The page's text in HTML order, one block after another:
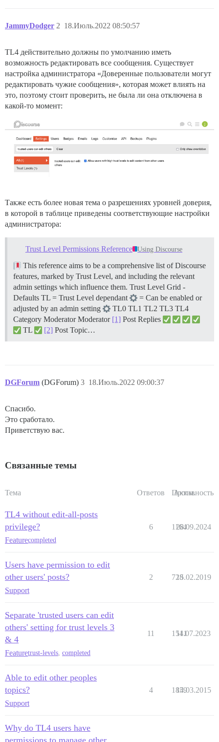
JammyDodger 18.Июль.2022 08:50:57
2
TL4 действительно должны по умолчанию иметь
возможность редактировать все сообщения. Существует
настройка администратора «Доверенные пользователи могут
редактировать чужие сообщения», которая может влиять на
это, поэтому стоит проверить, не была ли она отключена в
какой-то момент:
Также есть более новая тема о разрешениях уровней доверия,
в которой в таблице приведены соответствующие настройки
администратора:
Trust Level Permissions Reference Using Discourse
This reference aims to be a comprehensive list of Discourse
features, marked by Trust Level, and including the relevant
admin settings which influence them. Trust Level Grid -
Defaults TL = Trust Level dependant
= Can be enabled or
adjusted by an admin setting
TL0 TL1 TL2 TL3 TL4
Category Moderator Moderator [1] Post Replies
TL
[2] Post Topic…
DGForum (DGForum) 18.Июль.2022 09:00:37
3
Спасибо.
Это сработало.
Приветствую вас.
Связанные темы
Тема Ответов Просм.
Активность
TL4 without edit-all-posts
privilege?
Featurecompleted
6 1164
28.09.2024
Users have permission to edit
other users' posts?
Support
2 728
15.02.2019
Separate 'trusted users can edit
others' setting for trust levels 3
& 4
Featuretrust-levels, completed
11 1541
11.07.2023
Able to edit other peoples
topics?
Support
4 1859
14.03.2015
Why do TL4 users have
permissions to manage other